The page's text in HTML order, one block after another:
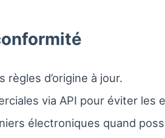
règles d’origine à jour.
via API pour éviter les
électroniques quand